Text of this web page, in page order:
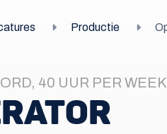
Productie
40 UUR PER WEEK